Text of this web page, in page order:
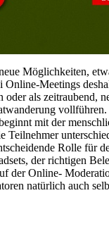
Möglichkeiten,
Meetings
oder als
mit der
Rolle für
der richtigen
der Online-
natürlich auch